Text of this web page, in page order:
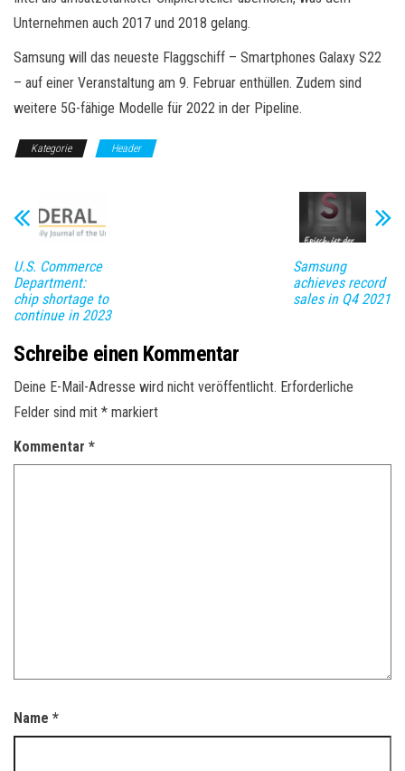
Unternehmen auch 2017 und 2018 gelang.
Samsung will das neueste Flaggschiff – Smartphones Galaxy S22
– auf einer Veranstaltung am 9. Februar enthüllen. Zudem sind
weitere 5G-fähige Modelle für 2022 in der Pipeline.
Kategorie Header
U.S. Commerce
Department:
chip shortage to
continue in 2023
Samsung
achieves record
sales in Q4 2021
Schreibe einen Kommentar
Deine E-Mail-Adresse wird nicht veröffentlicht. Erforderliche
Felder sind mit * markiert
Kommentar *
Name *